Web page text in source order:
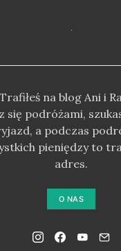
na blog Ani i
się podróżami,
a podczas
pieniędzy to
adres.
O NAS